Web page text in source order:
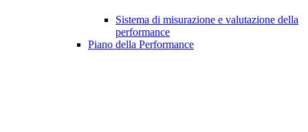
Sistema di misurazione e valutazione della
performance
Piano della Performance